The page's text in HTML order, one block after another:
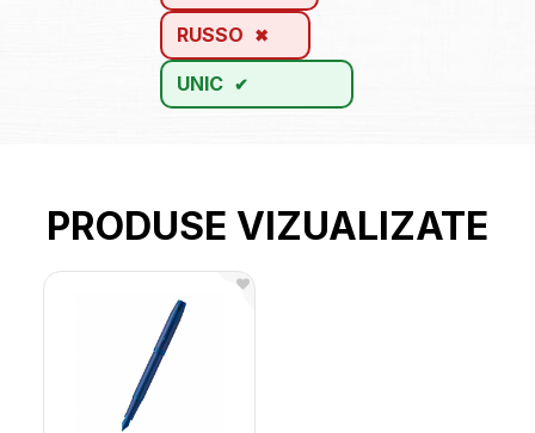
RUSSO
UNIC
PRODUSE VIZUALIZATE